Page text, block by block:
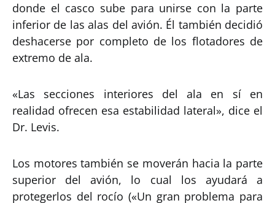
donde el casco sube para unirse con la parte
inferior de las alas del avión. Él también decidió
deshacerse por completo de los flotadores de
extremo de ala.
«Las secciones interiores del ala en sí en
realidad ofrecen esa estabilidad lateral», dice el
Dr. Levis.
Los motores también se moverán hacia la parte
superior del avión, lo cual los ayudará a
protegerlos del rocío («Un gran problema para